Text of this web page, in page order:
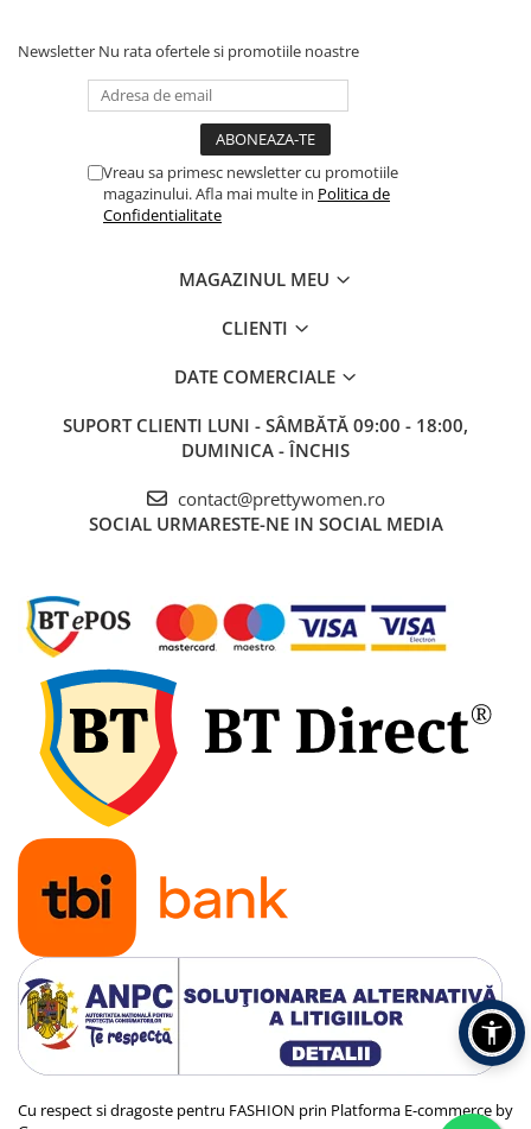
Newsletter Nu rata ofertele si promotiile noastre
Vreau sa primesc newsletter cu promotiile
magazinului. Afla mai multe in Politica de
Confidentialitate
MAGAZINUL MEU
CLIENTI
DATE COMERCIALE
SUPORT CLIENTI LUNI - SÂMBĂTĂ 09:00 - 18:00,
DUMINICA - ÎNCHIS
contact@prettywomen.ro
SOCIAL URMARESTE-NE IN SOCIAL MEDIA
Cu respect si dragoste pentru FASHION prin Platforma E-commerce by